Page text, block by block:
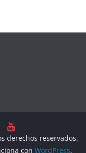
derechos reservados.
con WordPress.